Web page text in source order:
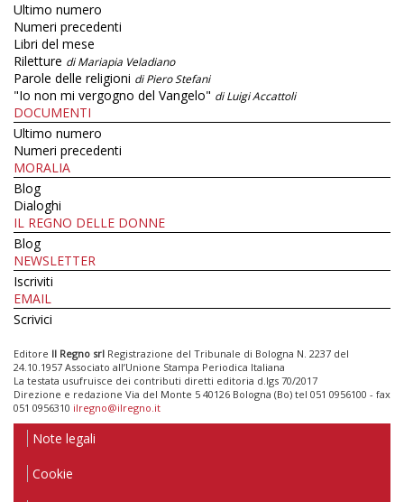
Ultimo numero
Numeri precedenti
Libri del mese
Riletture di Mariapia Veladiano
Parole delle religioni di Piero Stefani
"Io non mi vergogno del Vangelo" di Luigi Accattoli
DOCUMENTI
Ultimo numero
Numeri precedenti
MORALIA
Blog
Dialoghi
IL REGNO DELLE DONNE
Blog
NEWSLETTER
Iscriviti
EMAIL
Scrivici
Editore Il Regno srl Registrazione del Tribunale di Bologna N. 2237 del
24.10.1957 Associato all’Unione Stampa Periodica Italiana
La testata usufruisce dei contributi diretti editoria d.lgs 70/2017
Direzione e redazione Via del Monte 5 40126 Bologna (Bo) tel 051 0956100 - fax
051 0956310 ilregno@ilregno.it
Note legali
Cookie